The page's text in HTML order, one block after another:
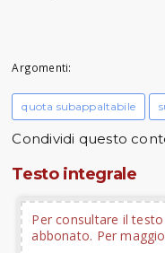
Argomenti:
quota subappaltabile
Condividi questo
Testo integrale
Per consultare il
abbonato. Per